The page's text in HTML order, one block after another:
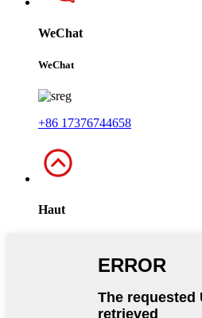
WeChat
WeChat
+86 17376744658
Haut